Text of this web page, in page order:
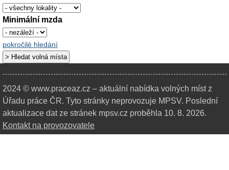
Minimální mzda
pokročilé hledání
2024 © www.praceaz.cz – aktuální nabídka volných míst z
Úřadu práce ČR. Tyto stránky neprovozuje MPSV. Poslední
aktualizace dat ze stránek mpsv.cz proběhla 10. 8. 2026.
Kontakt na provozovatele